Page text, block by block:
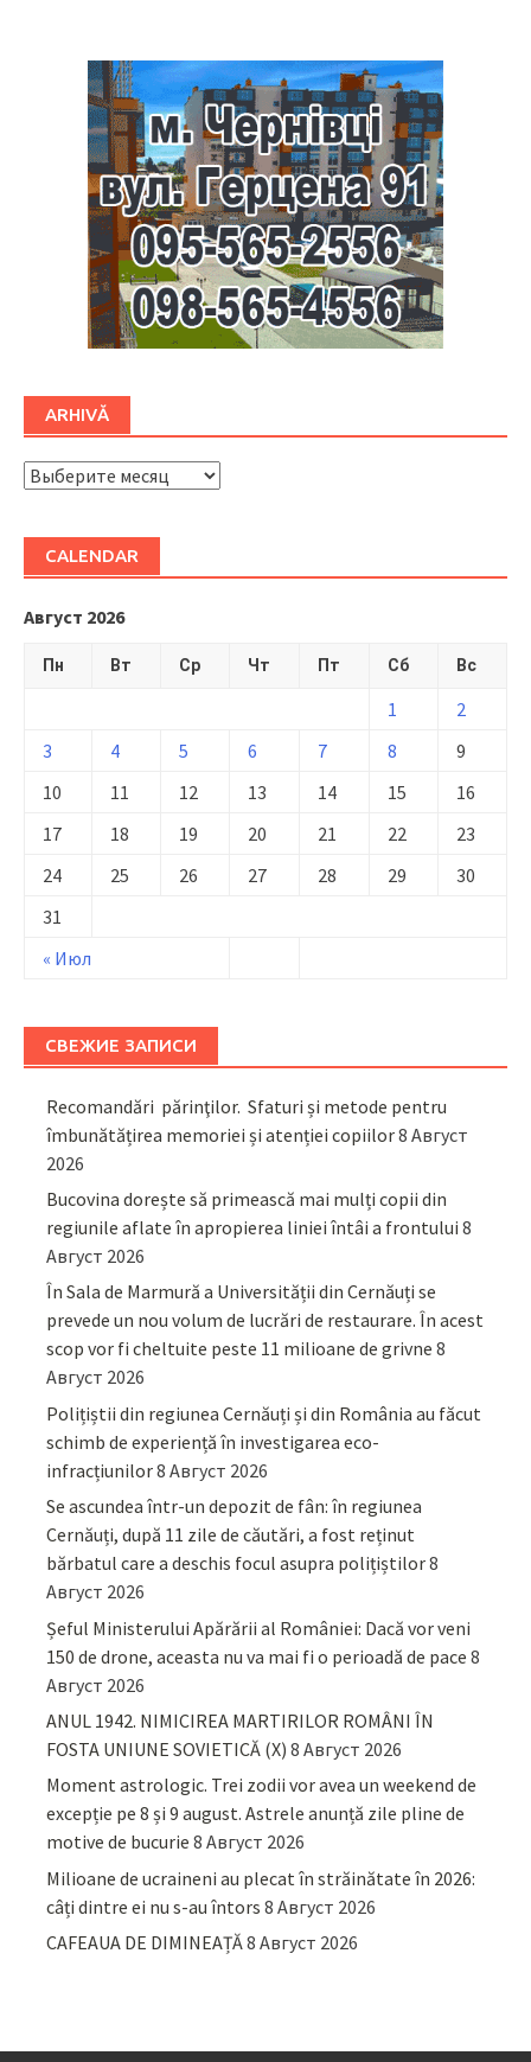
ARHIVĂ
ARHIVĂ
CALENDAR
Август 2026
Пн Вт Ср Чт Пт Сб Вс
« Июл
1
2
3
4 5 6 7 8
9
10
11 12 13 14 15
16
17
18 19 20 21 22
23
24
25 26 27 28 29
30
31
СВЕЖИЕ ЗАПИСИ
Recomandări părinţilor. Sfaturi și metode pentru
îmbunătățirea memoriei și atenției copiilor8 Август
2026
Bucovina dorește să primească mai mulți copii din
regiunile aflate în apropierea liniei întâi a frontului 8
Август 2026
În Sala de Marmură a Universității din Cernăuți se
prevede un nou volum de lucrări de restaurare. În acest
scop vor fi cheltuite peste 11 milioane de grivne 8
Август 2026
Polițiștii din regiunea Cernăuți și din România au făcut
schimb de experiență în investigarea eco-
infracțiunilor8 Август 2026
Se ascundea într-un depozit de fân: în regiunea
Cernăuți, după 11 zile de căutări, a fost reținut
bărbatul care a deschis focul asupra polițiștilor8
Август 2026
Șeful Ministerului Apărării al României: Dacă vor veni
150 de drone, aceasta nu va mai fi o perioadă de pace 8
Август 2026
ANUL 1942. NIMICIREA MARTIRILOR ROMÂNI ÎN
FOSTA UNIUNE SOVIETICĂ (X) 8 Август 2026
Moment astrologic. Trei zodii vor avea un weekend de
excepție pe 8 și 9 august. Astrele anunță zile pline de
motive de bucurie 8 Август 2026
Milioane de ucraineni au plecat în străinătate în 2026:
câți dintre ei nu s-au întors 8 Август 2026
CAFEAUA DE DIMINEAȚĂ8 Август 2026